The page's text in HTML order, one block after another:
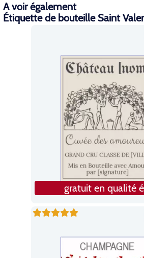
A voir également
Étiquette de bouteille Saint
gratuit en qualité